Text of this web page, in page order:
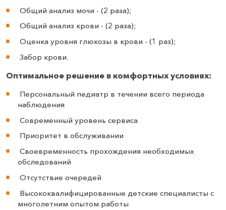
Общий анализ мочи - (2 раза);
Общий анализ крови - (2 раза);
Оценка уровня глюкозы в крови - (1 раз);
Забор крови.
Оптимальное решение в комфортных условиях:
Персональный педиатр в течении всего периода
наблюдения
Современный уровень сервиса
Приоритет в обслуживании
Своевременность прохождения необходимых
обследований
Отсутствие очередей
Высококвалифицированные детские специалисты с
многолетним опытом работы